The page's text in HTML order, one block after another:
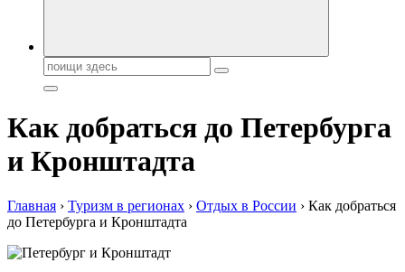
Поиск:
Как добраться до Петербурга
и Кронштадта
Главная › Туризм в регионах › Отдых в России › Как добраться
до Петербурга и Кронштадта